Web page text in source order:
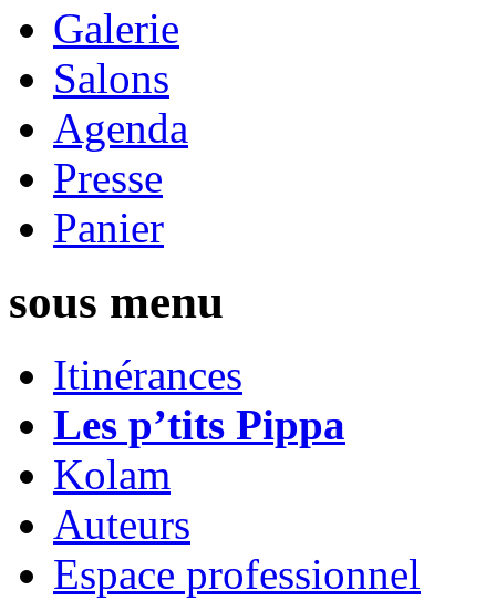
Galerie
Salons
Agenda
Presse
Panier
sous menu
Itinérances
Les p’tits Pippa
Kolam
Auteurs
Espace professionnel